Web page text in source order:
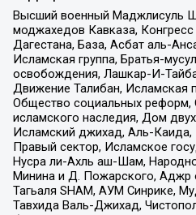
Высший военный Маджлисуль
моджахедов Кавказа,
Дагестана, База, Асбат аль-
Исламская группа, Братья-
освобождения, Лашкар-И-
Движение Талибан, Исламская
Общество социальных
исламского наследия, Дом
Исламский джихад, Аль-
Правый сектор, Исламское
Нусра ли-Ахль аш-Шам,
Минина и Д. Пожарского, Аджр
Тагьаля SHAM, АУМ Синрике,
Тавхида Валь-Джихад,